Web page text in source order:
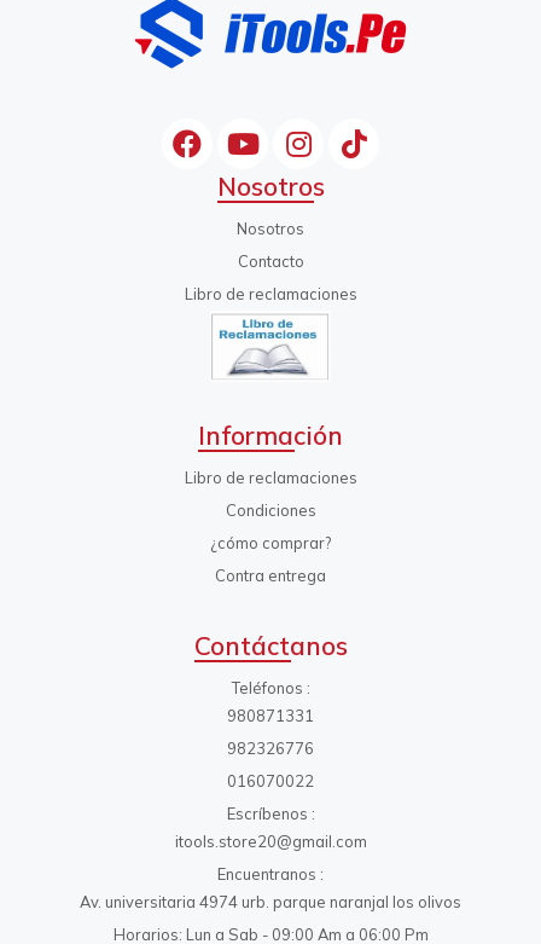
Nosotros
Nosotros
Contacto
Libro de reclamaciones
Información
Libro de reclamaciones
Condiciones
¿cómo comprar?
Contra entrega
Contáctanos
Teléfonos
980871331
982326776
016070022
Escríbenos
itools.store20@gmail.com
Encuentranos
Av. universitaria 4974 urb. parque naranjal los olivos
Horarios: Lun a Sab - 09:00 Am a 06:00 Pm